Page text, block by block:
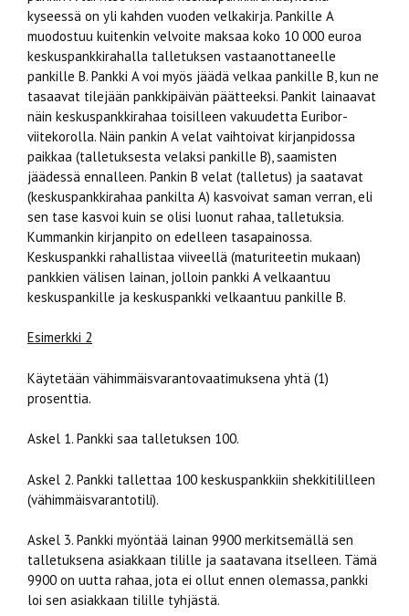
kyseessä on yli kahden vuoden velkakirja. Pankille A
muodostuu kuitenkin velvoite maksaa koko 10 000 euroa
keskuspankkirahalla talletuksen vastaanottaneelle
pankille B. Pankki A voi myös jäädä velkaa pankille B, kun ne
tasaavat tilejään pankkipäivän päätteeksi. Pankit lainaavat
näin keskuspankkirahaa toisilleen vakuudetta Euribor-
viitekorolla. Näin pankin A velat vaihtoivat kirjanpidossa
paikkaa (talletuksesta velaksi pankille B), saamisten
jäädessä ennalleen. Pankin B velat (talletus) ja saatavat
(keskuspankkirahaa pankilta A) kasvoivat saman verran, eli
sen tase kasvoi kuin se olisi luonut rahaa, talletuksia.
Kummankin kirjanpito on edelleen tasapainossa.
Keskuspankki rahallistaa viiveellä (maturiteetin mukaan)
pankkien välisen lainan, jolloin pankki A velkaantuu
keskuspankille ja keskuspankki velkaantuu pankille B.
Esimerkki 2
Käytetään vähimmäisvarantovaatimuksena yhtä (1)
prosenttia.
Askel 1. Pankki saa talletuksen 100.
Askel 2. Pankki tallettaa 100 keskuspankkiin shekkitililleen
(vähimmäisvarantotili).
Askel 3. Pankki myöntää lainan 9900 merkitsemällä sen
talletuksena asiakkaan tilille ja saatavana itselleen. Tämä
9900 on uutta rahaa, jota ei ollut ennen olemassa, pankki
loi sen asiakkaan tilille tyhjästä.